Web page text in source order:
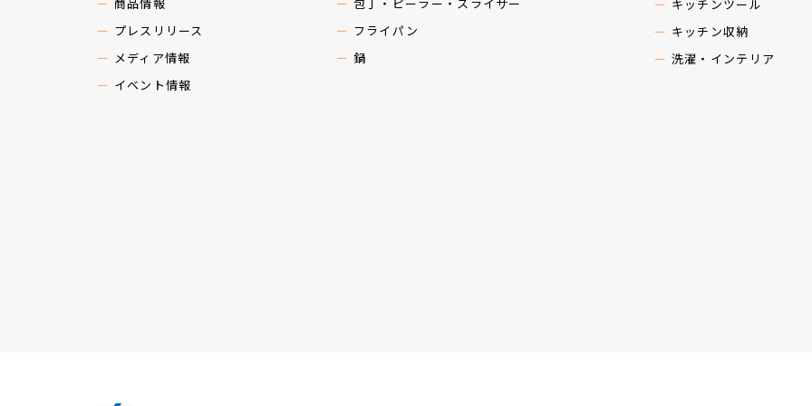
プレスリリース
メディア情報
イベント情報
フライパン
鍋
キッチンツール
キッチン収納
洗濯・インテリア